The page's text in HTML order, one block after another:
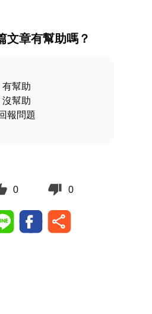
文章有幫助嗎？
有幫助
沒幫助
報問題
0 0